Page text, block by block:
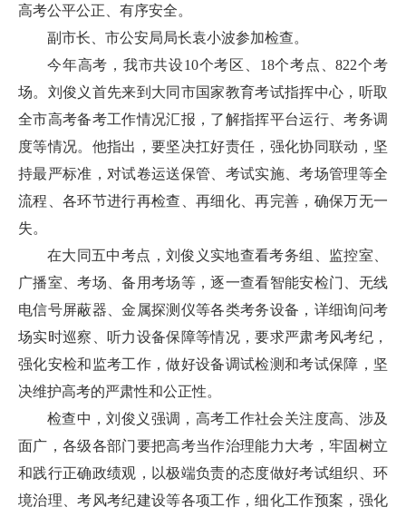
高考公平公正、有序安全。
副市长、市公安局局长袁小波参加检查。
今年高考，我市共设10个考区、18个考点、822个考
场。刘俊义首先来到大同市国家教育考试指挥中心，听取
全市高考备考工作情况汇报，了解指挥平台运行、考务调
度等情况。他指出，要坚决扛好责任，强化协同联动，坚
持最严标准，对试卷运送保管、考试实施、考场管理等全
流程、各环节进行再检查、再细化、再完善，确保万无一
失。
在大同五中考点，刘俊义实地查看考务组、监控室、
广播室、考场、备用考场等，逐一查看智能安检门、无线
电信号屏蔽器、金属探测仪等各类考务设备，详细询问考
场实时巡察、听力设备保障等情况，要求严肃考风考纪，
强化安检和监考工作，做好设备调试检测和考试保障，坚
决维护高考的严肃性和公正性。
检查中，刘俊义强调，高考工作社会关注度高、涉及
面广，各级各部门要把高考当作治理能力大考，牢固树立
和践行正确政绩观，以极端负责的态度做好考试组织、环
境治理、考风考纪建设等各项工作，细化工作预案，强化